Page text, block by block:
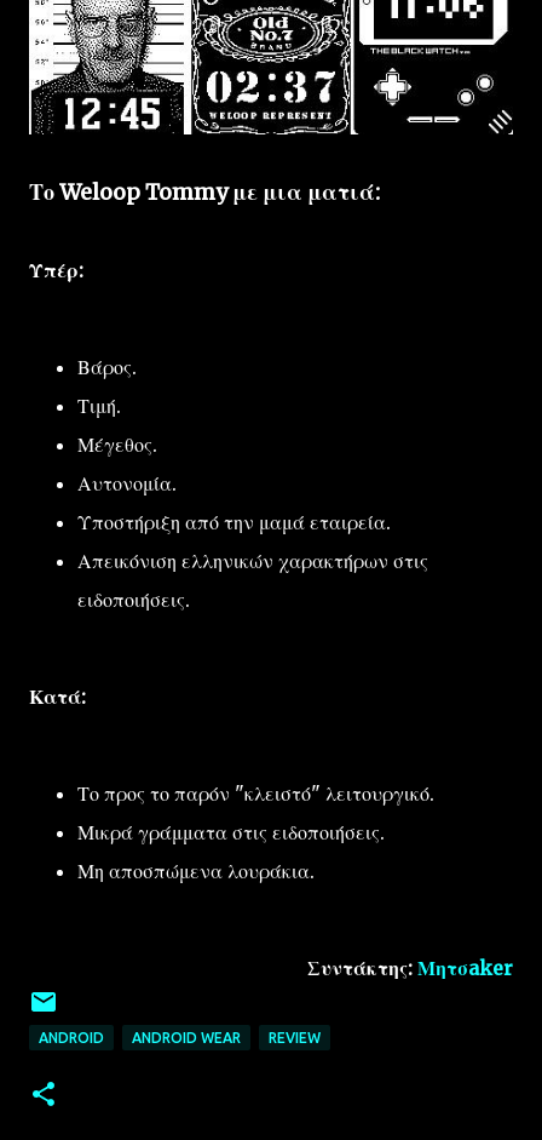
Το Weloop Tommy με μια ματιά:
Υπέρ:
Βάρος.
Τιμή.
Μέγεθος.
Αυτονομία.
Υποστήριξη από την μαμά εταιρεία.
Απεικόνιση ελληνικών χαρακτήρων στις
ειδοποιήσεις.
Κατά:
Το προς το παρόν "κλειστό" λειτουργικό.
Μικρά γράμματα στις ειδοποιήσεις.
Μη αποσπώμενα λουράκια.
Συντάκτης: Μητσaker
ANDROID ANDROID WEAR REVIEW